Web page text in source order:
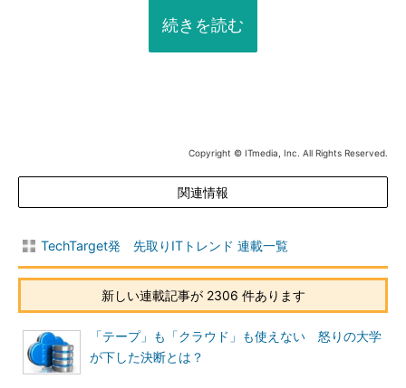
続きを読む
Copyright © ITmedia, Inc. All Rights Reserved.
関連情報
TechTarget発 先取りITトレンド 連載一覧
新しい連載記事が 2306 件あります
「テープ」も「クラウド」も使えない 怒りの大学
が下した決断とは？